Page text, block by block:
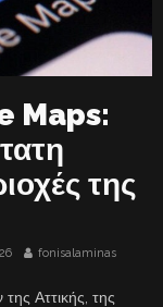
Maps:
της
fonisalaminas
Αττικής, της